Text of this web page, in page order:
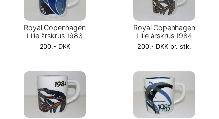
Royal Copenhagen
Lille årskrus 1983
200,- DKK
Royal Copenhagen
Lille årskrus 1984
200,- DKK pr. stk.